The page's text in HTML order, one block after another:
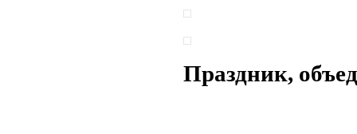
Праздник,